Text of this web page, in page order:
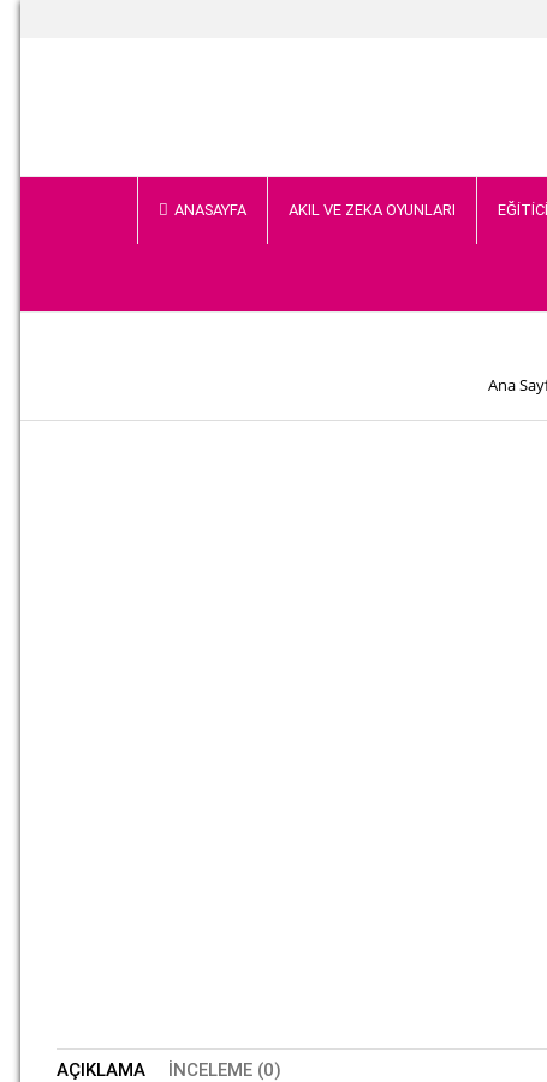
ANASAYFA AKIL VE ZEKA OYUNLARI
Ana
AÇIKLAMA İNCELEME (0)